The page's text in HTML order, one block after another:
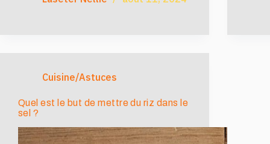
Cuisine/Astuces
Quel est le but de mettre du riz dans le
sel ?